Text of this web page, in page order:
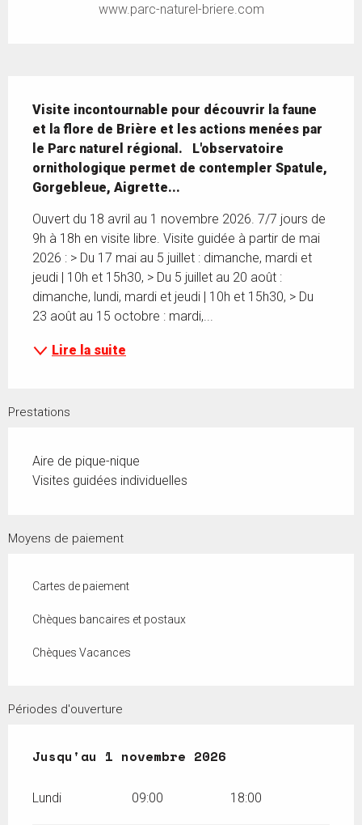
www.parc-naturel-briere.com
Visite incontournable pour découvrir la faune
et la flore de Brière et les actions menées par
le Parc naturel régional.   L'observatoire
ornithologique permet de contempler Spatule,
Gorgebleue, Aigrette...
Ouvert du 18 avril au 1 novembre 2026. 7/7 jours de
9h à 18h en visite libre. Visite guidée à partir de mai
2026 : > Du 17 mai au 5 juillet : dimanche, mardi et
jeudi | 10h et 15h30, > Du 5 juillet au 20 août :
dimanche, lundi, mardi et jeudi | 10h et 15h30, > Du
23 août au 15 octobre : mardi,...
Lire la suite
Prestations
Aire de pique-nique
Visites guidées individuelles
Moyens de paiement
Cartes de paiement
Chèques bancaires et postaux
Chèques Vacances
Périodes d'ouverture
Du18 avril 2026au 1 novembre 2026
Jusqu'au 1 novembre 2026
Lundi 09:00 18:00